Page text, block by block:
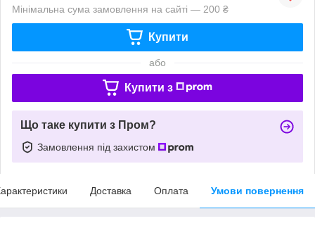
Мінімальна сума замовлення на сайті — 200 ₴
Купити
або
Купити з
Що таке купити з Пром?
Замовлення під захистом
Доставка Оплата Умови повернення